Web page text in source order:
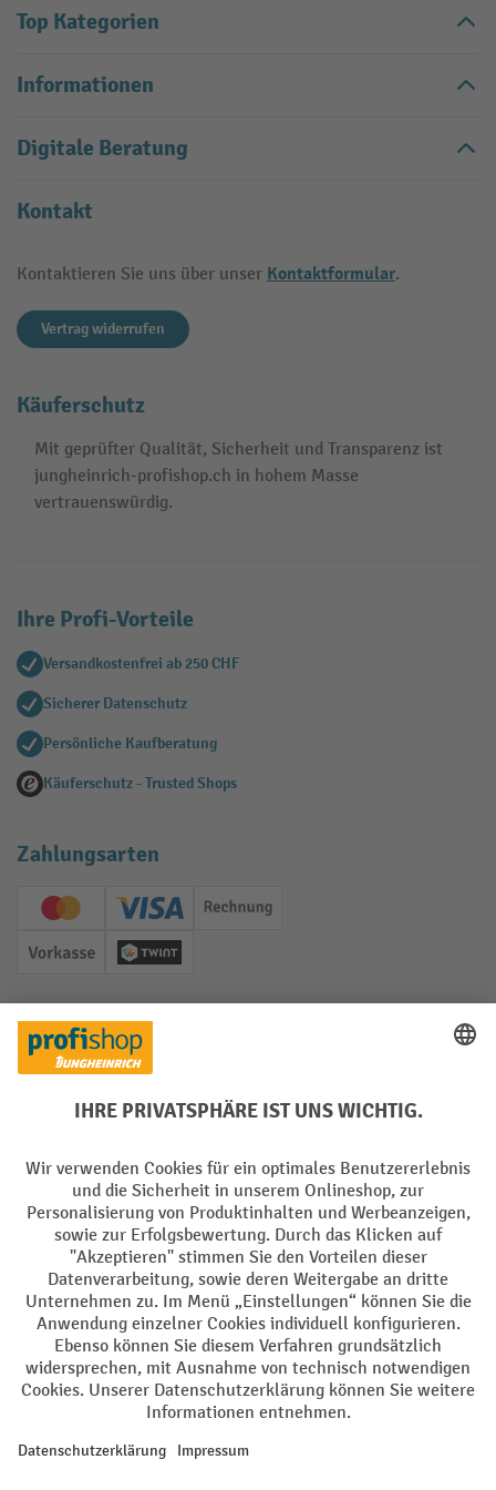
Top Kategorien
Informationen
Digitale Beratung
Kontakt
Kontaktieren Sie uns über unser Kontaktformular.
Vertrag widerrufen
Käuferschutz
Mit geprüfter Qualität, Sicherheit und Transparenz ist
jungheinrich-profishop.ch in hohem Masse
vertrauenswürdig.
Ihre Profi-Vorteile
Versandkostenfrei ab 250 CHF
Sicherer Datenschutz
Persönliche Kaufberatung
Käuferschutz - Trusted Shops
Zahlungsarten
Creditcard (Master)Creditcard (Visa)
Rechnung
Vorkasse Twint
Soziale Netzwerke
Facebook
YouTube
LinkedInInstagram
Sprachen
DE FR
AGB Impressum Datenschutz Privacy Settings
Alle Preise exkl. gesetzl. Mehrwertsteuer zzgl.Versandkostenund ggf.
Nachnahmegebühren, wenn nicht anders angegeben.
¹ Der Rabatt gilt so lange der Vorrat reicht. Der Rabatt gilt nicht auf
oder Gutscheinen ist nicht möglich. | ² Der Rabatt wird einmalig bei